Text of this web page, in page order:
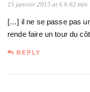
15 janvier 2015 at 6 h 02 min
[…] il ne se passe pas
rende faire un tour du
REPLY